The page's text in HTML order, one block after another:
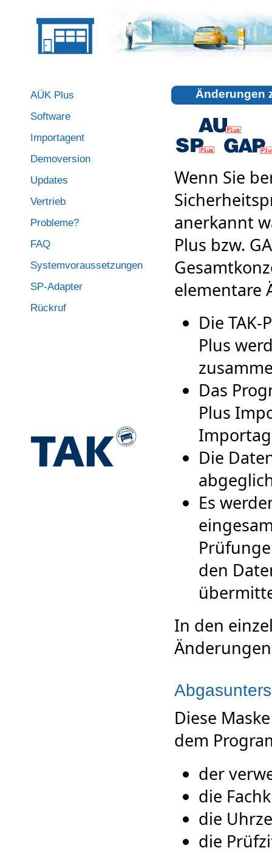
AÜK Plus
Software
Importagent
Demoversion
Updates
Vertrieb
Probleme?
FAQ
Systemvoraussetzungen
SP-Adapter
Rückruf
Änderungen
Wenn Sie
anerkannt
Plus bzw.
elementare
Die TAK-
Plus
Das
Plus
Die
Es
den
In den
Diese
dem
der
die
die
die